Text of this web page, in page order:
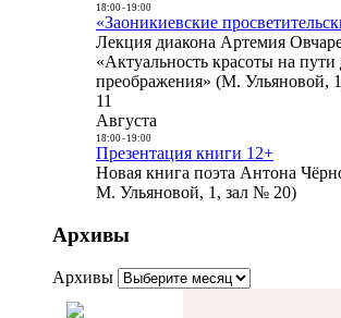
18:00- 19:00
«Заоникиевские
Лекция диакона Артемия
«Актуальность красоты на пути
преображения» (М. Ульяновой,
11
Августа
18:00- 19:00
Презентация книги 12+
Новая книга поэта Антона
М. Ульяновой, 1, зал № 20)
Архивы
Архивы